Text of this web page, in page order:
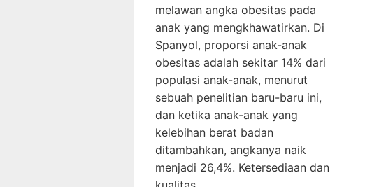
melawan angka obesitas pada
anak yang mengkhawatirkan. Di
Spanyol, proporsi anak-anak
obesitas adalah sekitar 14% dari
populasi anak-anak, menurut
sebuah penelitian baru-baru ini,
dan ketika anak-anak yang
kelebihan berat badan
ditambahkan, angkanya naik
menjadi 26,4%. Ketersediaan dan